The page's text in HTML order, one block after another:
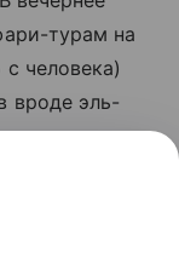
турам на
человека)
вроде эль-
солнца
Гохари.